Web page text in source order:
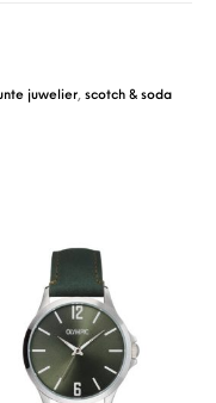
juwelier,scotch & soda